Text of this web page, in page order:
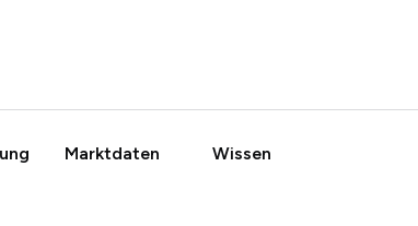
Marktdaten Wissen